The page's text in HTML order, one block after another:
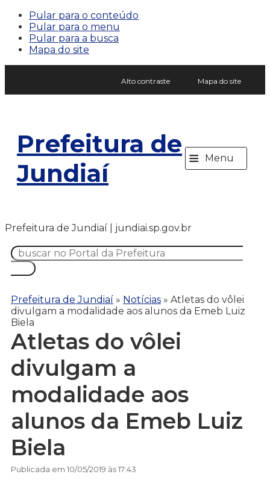
Pular para o conteúdo
Pular para o menu
Pular para a busca
Mapa do site
Alto contraste Mapa do site
Prefeitura de
Jundiaí
≡ Menu
Prefeitura de Jundiaí | jundiai.sp.gov.br
Prefeitura de Jundiaí » Notícias » Atletas do vôlei
divulgam a modalidade aos alunos da Emeb Luiz
Biela
Atletas do vôlei
divulgam a
modalidade aos
alunos da Emeb Luiz
Biela
Publicada em 10/05/2019 às 17:43